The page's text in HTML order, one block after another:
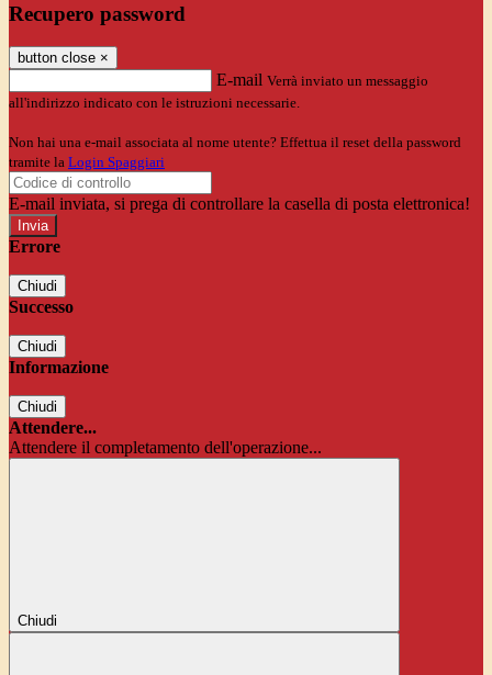
Recupero password
button close ×
E-mail Verrà inviato un messaggio
all'indirizzo indicato con le istruzioni necessarie.
Non hai una e-mail associata al nome utente? Effettua il reset della password
tramite la Login Spaggiari
E-mail inviata, si prega di controllare la casella di posta elettronica!
Errore
Chiudi
Successo
Chiudi
Informazione
Chiudi
Attendere...
Attendere il completamento dell'operazione...
Chiudi